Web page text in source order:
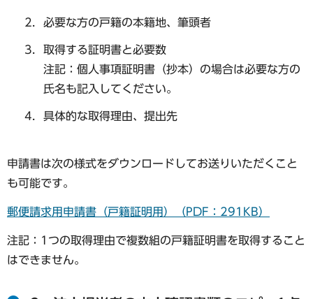
必要な方の戸籍の本籍地、筆頭者
取得する証明書と必要数
注記：個人事項証明書（抄本）の場合は必要な方の
氏名も記入してください。
具体的な取得理由、提出先
申請書は次の様式をダウンロードしてお送りいただくこと
も可能です。
郵便請求用申請書（戸籍証明用）（PDF：291KB）
注記：1つの取得理由で複数組の戸籍証明書を取得すること
はできません。